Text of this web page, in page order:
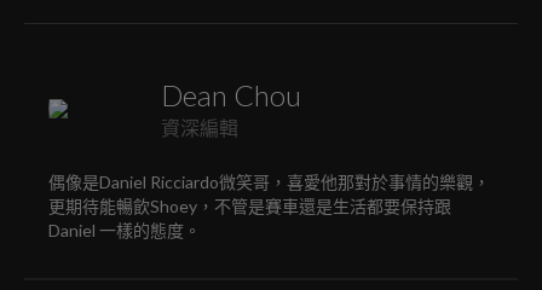
Dean Chou
資深編輯
偶像是Daniel Ricciardo微笑哥，喜愛他那對於事情的樂觀，
更期待能暢飲Shoey，不管是賽車還是生活都要保持跟
Daniel 一樣的態度。